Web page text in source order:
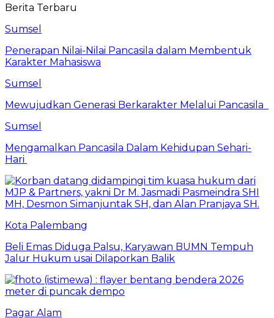
Berita Terbaru
Sumsel
Penerapan Nilai-Nilai Pancasila dalam Membentuk
Karakter Mahasiswa
Sumsel
Mewujudkan Generasi Berkarakter Melalui Pancasila
Sumsel
Mengamalkan Pancasila Dalam Kehidupan Sehari-
Hari
Kota Palembang
Beli Emas Diduga Palsu, Karyawan BUMN Tempuh
Jalur Hukum usai Dilaporkan Balik
Pagar Alam